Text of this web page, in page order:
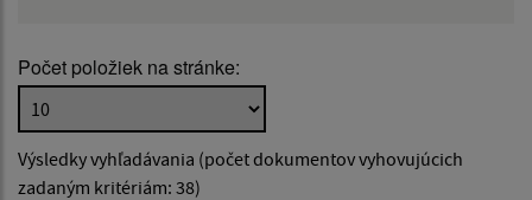
Popis:
Dátum zverejnenia od:
Počet položiek na stránke:
Výsledky vyhľadávania (počet dokumentov vyhovujúcich
zadaným kritériám: 38)